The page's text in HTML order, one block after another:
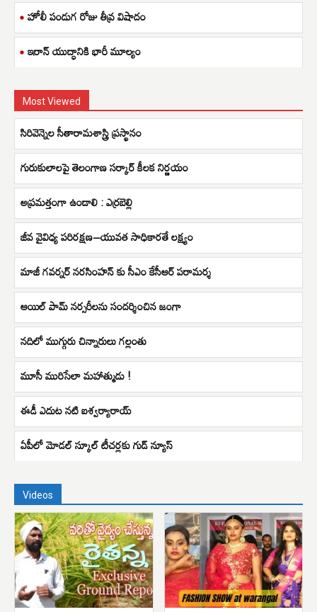
హోలీ పండుగ రోజు తీవ్ర విషాదం
ఇరాన్ యుద్ధానికి భారీ మూల్యం
Most Viewed
సిరివెన్నెల సీతారామశాస్త్రి ప్రస్థానం
గురుకులాలపై తెలంగాణ సర్కార్ కీలక నిర్ణయం
అప్రమత్తంగా ఉండాలి : ఎర్రబెల్లి
జీవ వైవిధ్య పరిరక్షణ–యువత సాధికారతే లక్ష్యం
మాజీ గవర్నర్ నరసింహన్ కు సీఎం కేసీఆర్ పరామర్శ
ఆయిల్ పామ్ నర్సరీలను సందర్శించిన జంగా
నదిలో ముగ్గురు చిన్నారులు గల్లంతు
మూసీ మురిసేలా మహాత్ముడు !
ఈడీ ఎదుట నటి ఐశ్వర్యారాయ్
ఏపీలో మోడల్ స్కూల్ టీచర్లకు గుడ్ న్యూస్
Videos